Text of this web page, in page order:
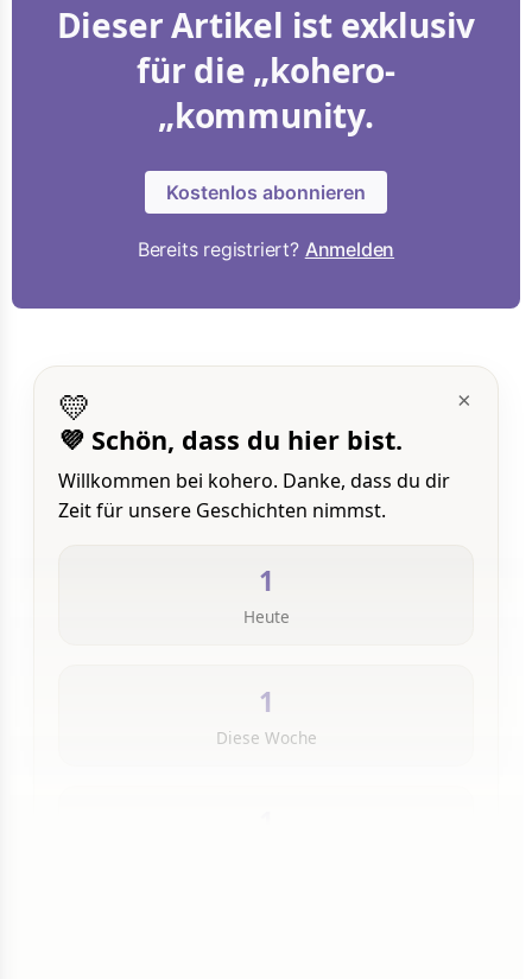
Dieser Artikel ist exklusiv
für die „kohero-
„kommunity.
Kostenlos abonnieren
Bereits registriert? Anmelden
×
💛
💜 Schön, dass du hier bist.
Willkommen bei kohero. Danke, dass du dir
Zeit für unsere Geschichten nimmst.
1
Heute
1
Diese Woche